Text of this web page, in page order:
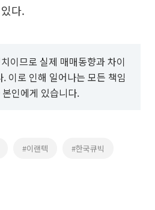
다.
이므로 실제 매매동향과 차이
이로 인해 일어나는 모든 책임
인에게 있습니다.
#이랜텍 #한국큐빅